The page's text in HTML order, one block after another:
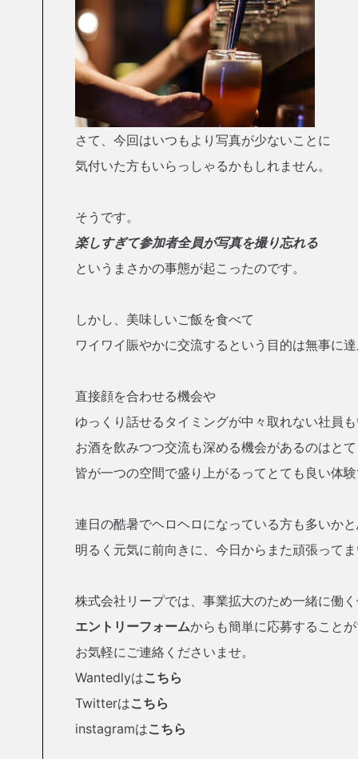
さて、今回はいつもより写真が少ないことに
気付いた方もいらっしゃるかもしれません。
そうです。
楽しすぎて参加者全員が写真を撮り忘れる
というまさかの事態が起こったのです。
しかし、美味しいご飯を食べて
ワイワイ賑やかに交流するという目的は無事に
直接顔を合わせる機会や
ゆっくり話せるタイミングが中々取れない社員
お酒を飲みつつ交流も深める機会があるのはと
皆が一つの空間で盛り上がるってとても良い体
連日の酷暑でヘロヘロになっている方も多いか
明るく元気に前向きに、今日からまた頑張って
株式会社リープでは、事業拡大のため一緒に働
エントリーフォームからも簡単に応募すること
お気軽にご連絡くださいませ。
Wantedlyはこちら
Twitterはこちら
instagramはこちら